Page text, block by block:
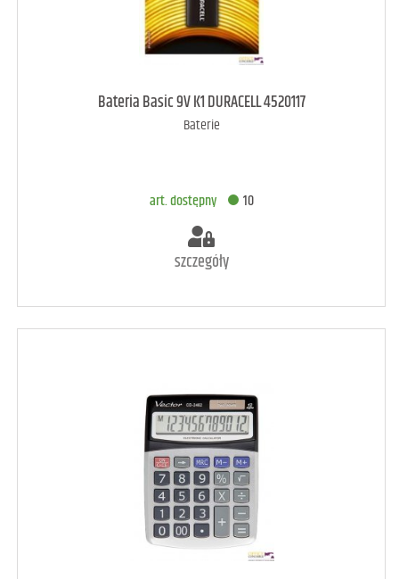
art. dostępny 9
Bateria Basic 9V K1 DURACELL 4520117
Baterie
art. dostępny 10
szczegóły